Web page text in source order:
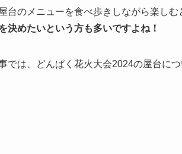
台のメニューを食べ歩きしながら楽しむ
決めたいという方も多いですよね！
では、どんぱく花火大会2024の屋台に